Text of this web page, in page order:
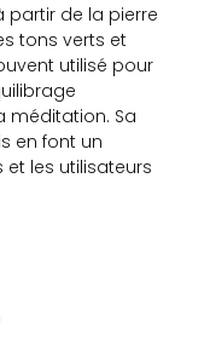
partir de la pierre
tons verts et
utilisé pour
méditation. Sa
en font un
les utilisateurs